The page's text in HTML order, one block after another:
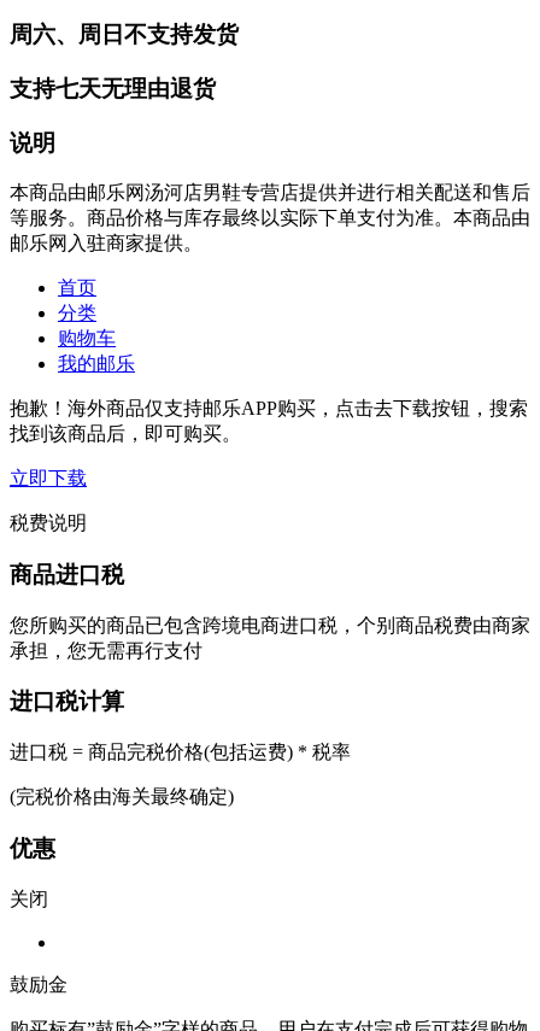
周六、周日不支持发货
支持七天无理由退货
说明
本商品由邮乐网汤河店男鞋专营店提供并进行相关配送和售后
等服务。商品价格与库存最终以实际下单支付为准。本商品由
邮乐网入驻商家提供。
首页
分类
购物车
我的邮乐
抱歉！海外商品仅支持邮乐APP购买，点击去下载按钮，搜索
找到该商品后，即可购买。
立即下载
税费说明
商品进口税
您所购买的商品已包含跨境电商进口税，个别商品税费由商家
承担，您无需再行支付
进口税计算
进口税 = 商品完税价格(包括运费) * 税率
(完税价格由海关最终确定)
优惠
关闭
鼓励金